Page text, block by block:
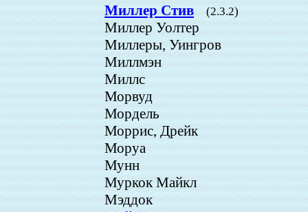
Миллер Стив
(2.3.2)
Миллер Уолтер
Миллеры, Уингров
Миллмэн
Миллс
Морвуд
Мордель
Моррис, Дрейк
Моруа
Мунн
Муркок Майкл
Мэддок